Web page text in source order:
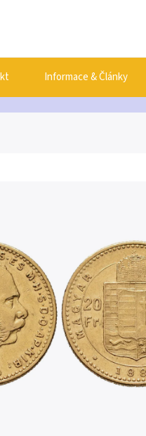
Informace & Články